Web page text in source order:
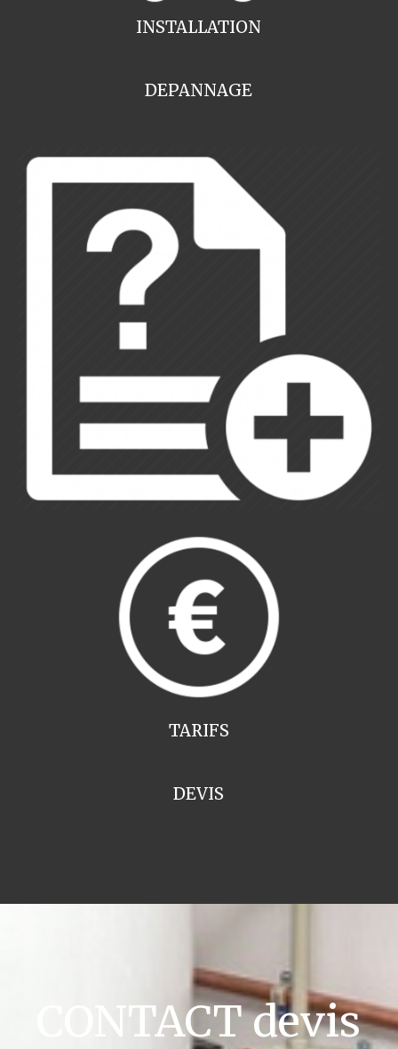
INSTALLATION
DEPANNAGE
TARIFS
DEVIS
CONTACT devis